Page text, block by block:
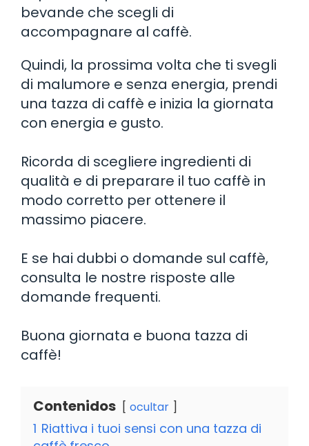
bevande che scegli di
accompagnare al caffè.
Quindi, la prossima volta che ti svegli
di malumore e senza energia, prendi
una tazza di caffè e inizia la giornata
con energia e gusto.
Ricorda di scegliere ingredienti di
qualità e di preparare il tuo caffè in
modo corretto per ottenere il
massimo piacere.
E se hai dubbi o domande sul caffè,
consulta le nostre risposte alle
domande frequenti.
Buona giornata e buona tazza di
caffè!
Contenidos ocultar
1 Riattiva i tuoi sensi con una tazza di